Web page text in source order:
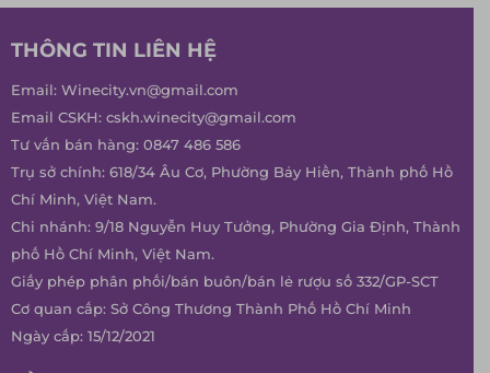
THÔNG TIN LIÊN HỆ
Email: Winecity.vn@gmail.com
Email CSKH: cskh.winecity@gmail.com
Tư vấn bán hàng: 0847 486 586
Trụ sở chính: 618/34 Âu Cơ, Phường Bảy Hiền, Thành phố Hồ
Chí Minh, Việt Nam.
Chi nhánh: 9/18 Nguyễn Huy Tưởng, Phường Gia Định, Thành
phố Hồ Chí Minh, Việt Nam.
Giấy phép phân phối/bán buôn/bán lẻ rượu số 332/GP-SCT
Cơ quan cấp: Sở Công Thương Thành Phố Hồ Chí Minh
Ngày cấp: 15/12/2021